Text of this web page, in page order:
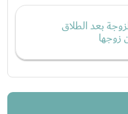
بعد الطلاق
زوجها